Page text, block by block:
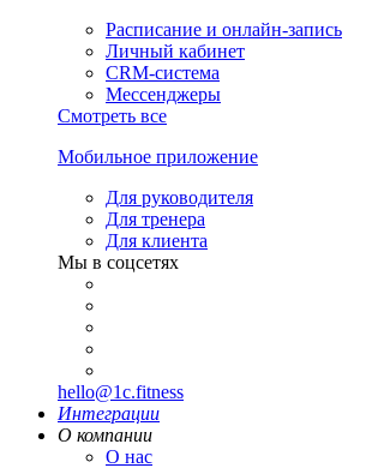
Расписание и онлайн-запись
Личный кабинет
CRM-система
Мессенджеры
Смотреть все
Мобильное приложение
Для руководителя
Для тренера
Для клиента
Мы в соцсетях
hello@1c.fitness
Интеграции
О компании
О нас